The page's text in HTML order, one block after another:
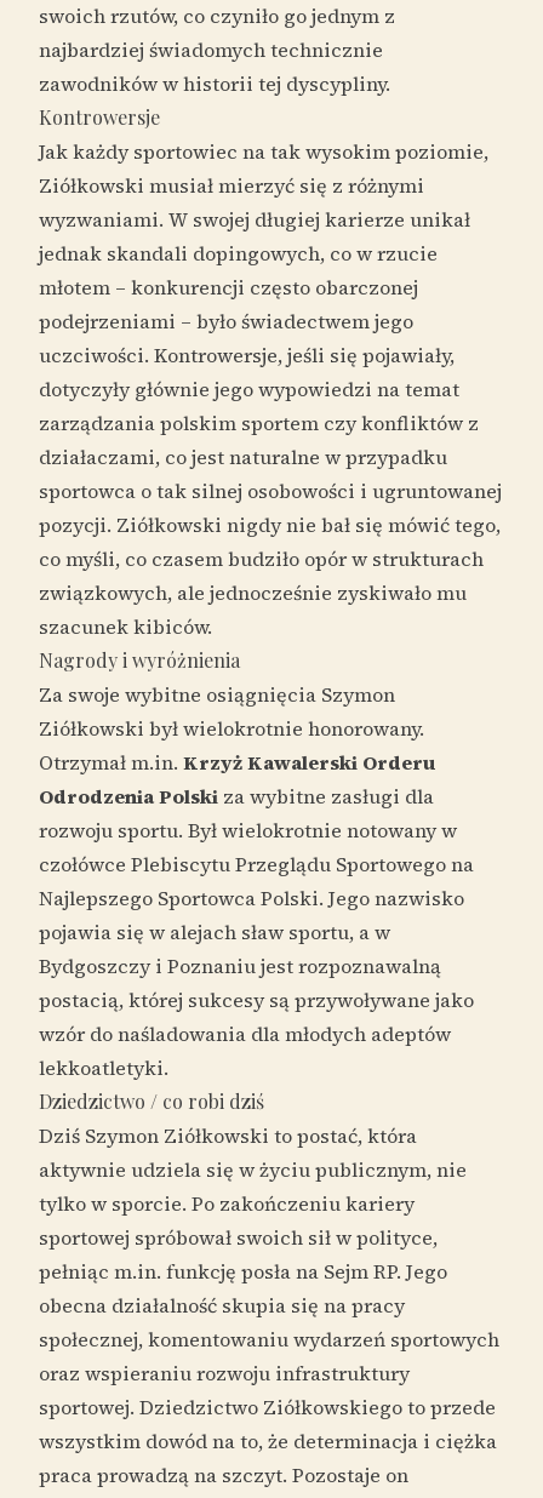
swoich rzutów, co czyniło go jednym z
najbardziej świadomych technicznie
zawodników w historii tej dyscypliny.
Kontrowersje
Jak każdy sportowiec na tak wysokim poziomie,
Ziółkowski musiał mierzyć się z różnymi
wyzwaniami. W swojej długiej karierze unikał
jednak skandali dopingowych, co w rzucie
młotem – konkurencji często obarczonej
podejrzeniami – było świadectwem jego
uczciwości. Kontrowersje, jeśli się pojawiały,
dotyczyły głównie jego wypowiedzi na temat
zarządzania polskim sportem czy konfliktów z
działaczami, co jest naturalne w przypadku
sportowca o tak silnej osobowości i ugruntowanej
pozycji. Ziółkowski nigdy nie bał się mówić tego,
co myśli, co czasem budziło opór w strukturach
związkowych, ale jednocześnie zyskiwało mu
szacunek kibiców.
Nagrody i wyróżnienia
Za swoje wybitne osiągnięcia Szymon
Ziółkowski był wielokrotnie honorowany.
Otrzymał m.in. Krzyż Kawalerski Orderu
Odrodzenia Polski za wybitne zasługi dla
rozwoju sportu. Był wielokrotnie notowany w
czołówce Plebiscytu Przeglądu Sportowego na
Najlepszego Sportowca Polski. Jego nazwisko
pojawia się w alejach sław sportu, a w
Bydgoszczy i Poznaniu jest rozpoznawalną
postacią, której sukcesy są przywoływane jako
wzór do naśladowania dla młodych adeptów
lekkoatletyki.
Dziedzictwo / co robi dziś
Dziś Szymon Ziółkowski to postać, która
aktywnie udziela się w życiu publicznym, nie
tylko w sporcie. Po zakończeniu kariery
sportowej spróbował swoich sił w polityce,
pełniąc m.in. funkcję posła na Sejm RP. Jego
obecna działalność skupia się na pracy
społecznej, komentowaniu wydarzeń sportowych
oraz wspieraniu rozwoju infrastruktury
sportowej. Dziedzictwo Ziółkowskiego to przede
wszystkim dowód na to, że determinacja i ciężka
praca prowadzą na szczyt. Pozostaje on